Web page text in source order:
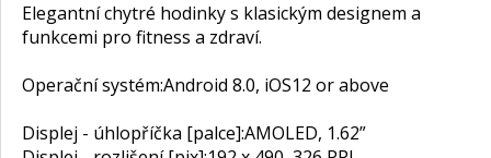
Elegantní chytré hodinky s klasickým designem a
funkcemi pro fitness a zdraví.
Operační systém:Android 8.0, iOS12 or above
Displej - úhlopříčka [palce]:AMOLED, 1.62”